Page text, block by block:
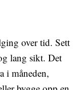
over tid. Sett
lang sikt. Det
i måneden,